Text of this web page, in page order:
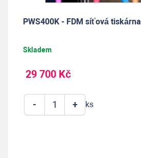
PWS400K - FDM síťová tiskárna
Skladem
29 700 Kč
+
- ks